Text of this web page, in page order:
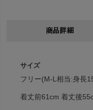
商品詳細
サイズ
フリー(M-L相当:身長
着丈前61cm 着丈後